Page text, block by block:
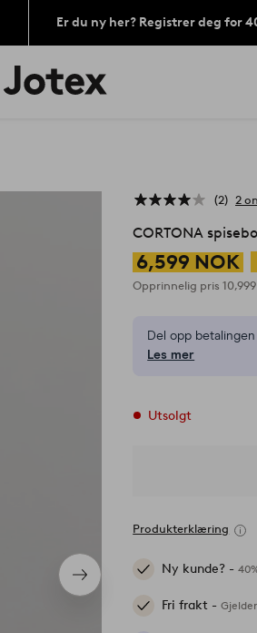
Er du ny her? Registrer deg for
Jotex’
logo
Neste
produkt
2 2
CORTONA
6,599 NOK
Opprinnelig pris
Del opp betalingen
Les mer
Utsolgt
Produkterklæring
Ny kunde? -
Fri frakt -